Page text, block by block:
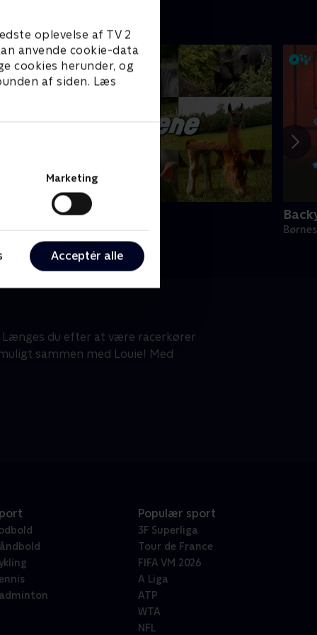
oplevelse af TV 2
anvende cookie-data
cookies herunder, og
af siden. Læs
Marketing
Acceptér alle
Oiii-dyrene
• 1 sæsoner
Længes du efter at være racerkører
sammen med Louie! Med
Populær sport
3F Superliga
Tour de France
FIFA VM 2026
A Liga
ATP
WTA
NFL